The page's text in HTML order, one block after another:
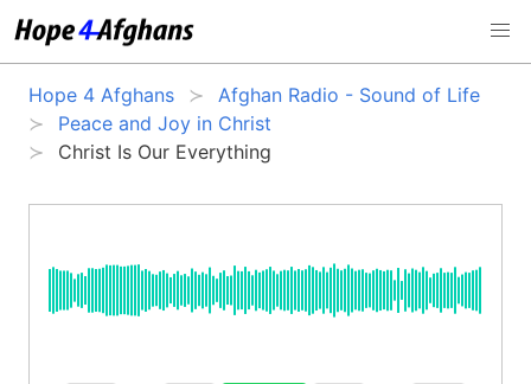
Hope 4 Afghans
Afghan Radio - Sound of Life
Peace and Joy in Christ
Christ Is Our Everything